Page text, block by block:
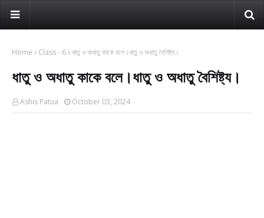
Home Class - 6 ধাতু ও অধাতু কাকে বলে।ধাতু ও অধাতু বৈশিষ্ট্য।
ধাতু ও অধাতু কাকে বলে।ধাতু ও অধাতু বৈশিষ্ট্য।
Ashis Patua October 03, 2024